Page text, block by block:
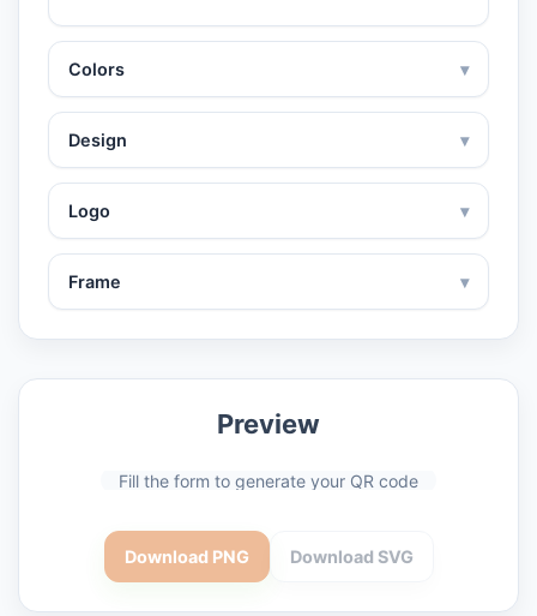
Colors ▾
Design ▾
Logo ▾
Frame ▾
Preview
Fill the form to generate your QR code
Download PNG Download SVG